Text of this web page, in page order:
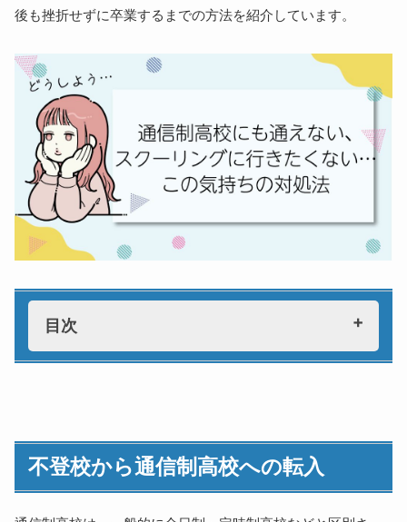
後も挫折せずに卒業するまでの方法を紹介しています。
目次
通信制高校にも通えない悩みの理由とは
学校生活・学業不適応
就職を希望
不登校から通信制高校への転入